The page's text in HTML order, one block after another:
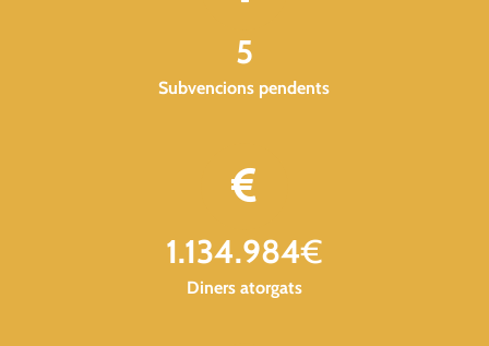
5
Subvencions pendents
1.134.984€
Diners atorgats